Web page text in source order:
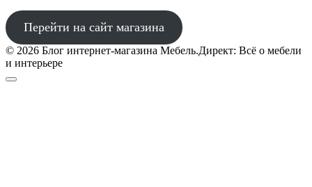
Перейти на сайт магазина
© 2026 Блог интернет-магазина Мебель.Директ: Всё о мебели
и интерьере